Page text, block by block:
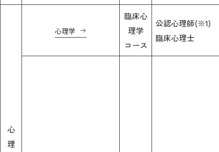
心
理
心理学
臨床心
理学
コース
公認心理師(※1)
臨床心理士